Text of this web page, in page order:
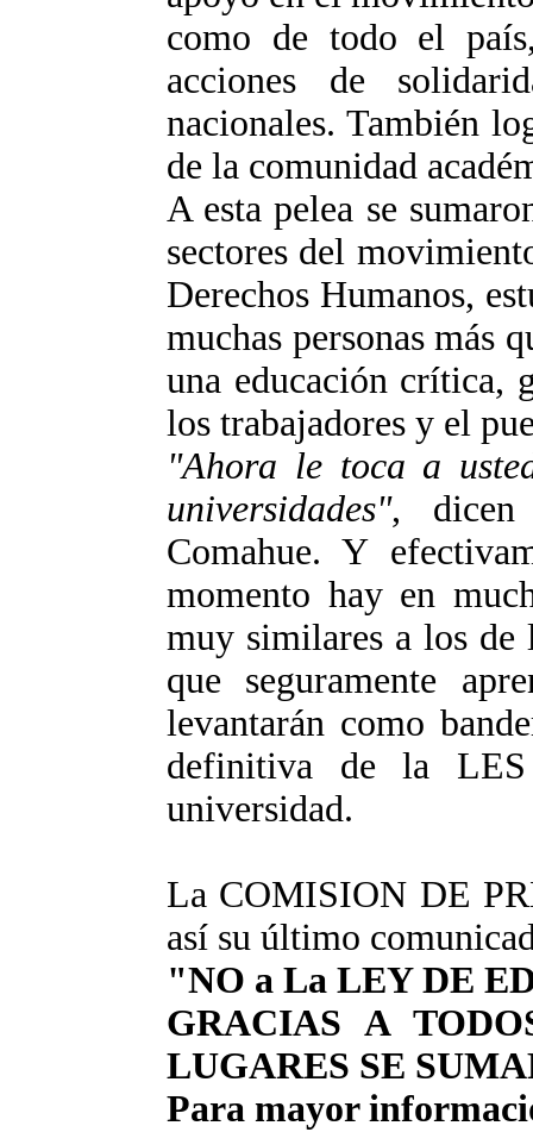
como de todo el
acciones de
nacionales. También
de la comunidad
A esta pelea se
sectores del
Derechos Humanos,
muchas personas más
una educación crítica,
los trabajadores y el
"Ahora le toca a
universidades", dicen
Comahue. Y
momento hay en
muy similares a los
que seguramente
levantarán como
definitiva de la
universidad.
La COMISION DE
así su último
"NO a La LEY DE
GRACIAS A
LUGARES SE
Para mayor